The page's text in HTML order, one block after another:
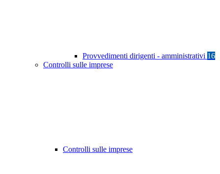
Provvedimenti dirigenti - amministrativi 16
Controlli sulle imprese
Controlli sulle imprese